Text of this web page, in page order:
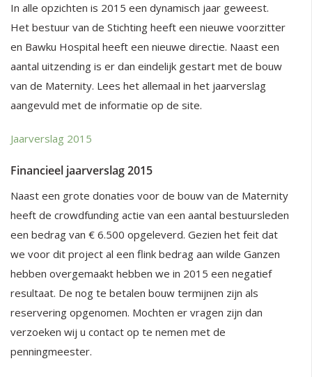
In alle opzichten is 2015 een dynamisch jaar geweest.
Het bestuur van de Stichting heeft een nieuwe voorzitter
en Bawku Hospital heeft een nieuwe directie. Naast een
aantal uitzending is er dan eindelijk gestart met de bouw
van de Maternity. Lees het allemaal in het jaarverslag
aangevuld met de informatie op de site.
Jaarverslag 2015
Financieel jaarverslag 2015
Naast een grote donaties voor de bouw van de Maternity
heeft de crowdfunding actie van een aantal bestuursleden
een bedrag van € 6.500 opgeleverd. Gezien het feit dat
we voor dit project al een flink bedrag aan wilde Ganzen
hebben overgemaakt hebben we in 2015 een negatief
resultaat. De nog te betalen bouw termijnen zijn als
reservering opgenomen. Mochten er vragen zijn dan
verzoeken wij u contact op te nemen met de
penningmeester.